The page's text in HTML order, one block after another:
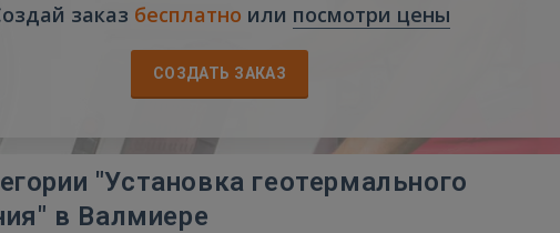
заказ бесплатно или посмотри цены
СОЗДАТЬ ЗАКАЗ
"Установка геотермального
в Валмиере